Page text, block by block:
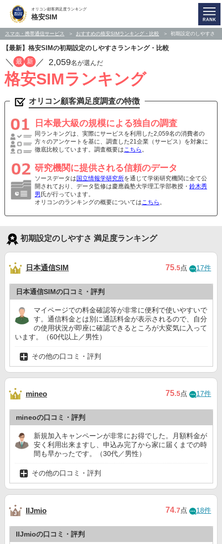
オリコン顧客満足度ランキング
格安SIM
スマホ・携帯通信サービス おすすめの格安SIMランキング・比較 初期設定のしやすさ
【最新】格安SIMの初期設定のしやすさランキング・比較
／ 最 新 ／ 2,059名が選んだ
格安SIMランキング
オリコン顧客満足度調査の特徴
日本最大級の規模による独自の調査
同ランキングは、実際にサービスを利用した2,059名の消費者の
方々のアンケートを基に、調査した21企業（サービス）を対象に
徹底比較しています。調査概要はこちら 。
研究機関に提供される信頼のデータ
ソースデータは 国立情報学研究所を通じて学術研究機関に全て公
開されており、データ監修は慶應義塾大学理工学部教授・ 鈴木秀
男 氏が行っています。
オリコンのランキングの概要についてはこちら 。
初期設定のしやすさ 満足度ランキング
日本通信SIM 75.5点 17件
日本通信SIMの口コミ・評判
マイページでの料金確認等が非常に便利で使いやすいで
す。通信料金とは別に通話料金が表示されるので、自分
の使用状況が即座に確認できるところが大変気に入って
います。（60代以上／男性）
その他の口コミ・評判
mineo 75.5点 17件
mineoの口コミ・評判
新規加入キャンペーンが非常にお得でした。月額料金が
安く利用出来ますし、申込み完了から家に届くまでの時
間も早かったです。（30代／男性）
その他の口コミ・評判
IIJmio 74.7点 18件
IIJmioの口コミ・評判